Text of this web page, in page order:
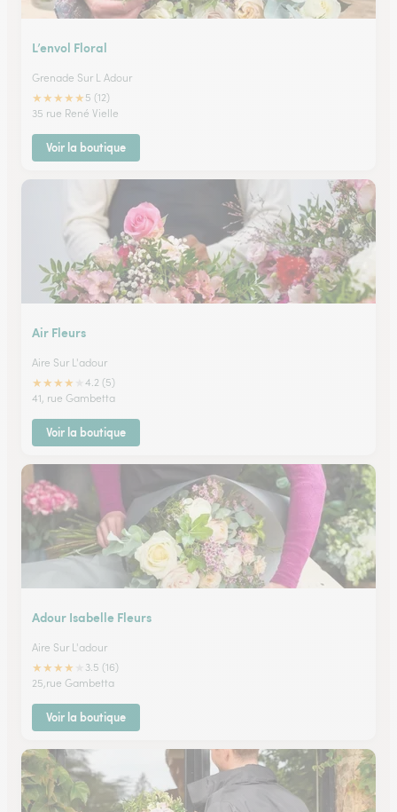
L’envol Floral
Grenade Sur L Adour
★★★★★ 5 (12)
35 rue René Vielle
Voir la boutique
Air Fleurs
Aire Sur L'adour
★★★★
4.2 (5)
41, rue Gambetta
Voir la boutique
Adour Isabelle Fleurs
Aire Sur L'adour
★★★★
3.5 (16)
25,rue Gambetta
Voir la boutique